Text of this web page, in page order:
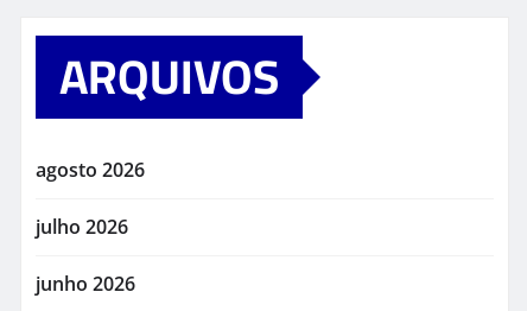
ARQUIVOS
agosto 2026
julho 2026
junho 2026